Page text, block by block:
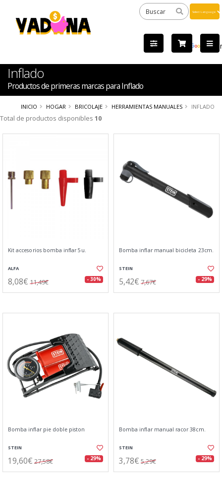
by
Inflado
Productos de primeras marcas para Inflado
INICIO HOGAR BRICOLAJE HERRAMIENTAS MANUALES INFLADO
Total de productos disponibles 10
Kit accesorios bomba inflar 5u.
ALFA
8,08€ 11,49€ - 30%
Bomba inflar manual bicicleta 23cm.
STEIN
5,42€ 7,67€ - 29%
Bomba inflar pie doble piston
STEIN
19,60€ 27,58€ - 29%
Bomba inflar manual racor 38cm.
STEIN
3,78€ 5,29€ - 29%